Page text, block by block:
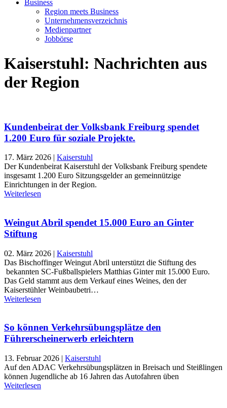
Business
Region meets Business
Unternehmensverzeichnis
Medienpartner
Jobbörse
Kaiserstuhl: Nachrichten aus
der Region
Kundenbeirat der Volksbank Freiburg spendet
1.200 Euro für soziale Projekte.
17. März 2026 | Kaiserstuhl
Der Kundenbeirat Kaiserstuhl der Volksbank Freiburg spendete
insgesamt 1.200 Euro Sitzungsgelder an gemeinnützige
Einrichtungen in der Region.
Weiterlesen
Weingut Abril spendet 15.000 Euro an Ginter
Stiftung
02. März 2026 | Kaiserstuhl
Das Bischoffinger Weingut Abril unterstützt die Stiftung des
bekannten SC-Fußballspielers Matthias Ginter mit 15.000 Euro.
Das Geld stammt aus dem Verkauf eines Weines, den der
Kaiserstühler Weinbaubetri…
Weiterlesen
So können Verkehrsübungsplätze den
Führerscheinerwerb erleichtern
13. Februar 2026 | Kaiserstuhl
Auf den ADAC Verkehrsübungsplätzen in Breisach und Steißlingen
können Jugendliche ab 16 Jahren das Autofahren üben
Weiterlesen